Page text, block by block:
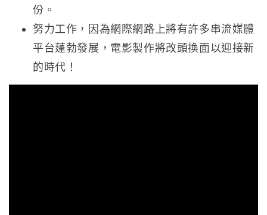
份。
努力工作，因為網際網路上將有許多串流媒體
平台蓬勃發展，電影製作將改頭換面以迎接新
的時代！